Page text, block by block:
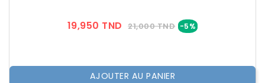
19,950 TND Prix
21,000 TND -5%Prix
AJOUTER AU PANIER